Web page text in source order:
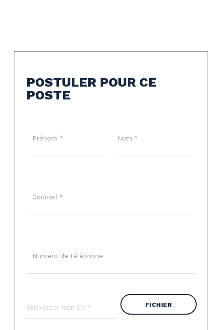
POSTULER POUR CE
POSTE
Prénom * Nom *
Courriel *
Numéro de téléphone
FICHIER